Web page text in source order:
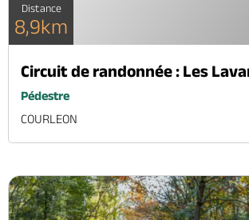
Distance
8,9km
Circuit de randonnée : Les
Pédestre
COURLEON